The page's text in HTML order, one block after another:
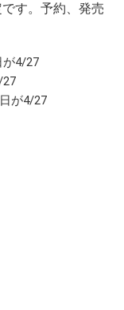
す。予約、発売
が4/27
27
が4/27